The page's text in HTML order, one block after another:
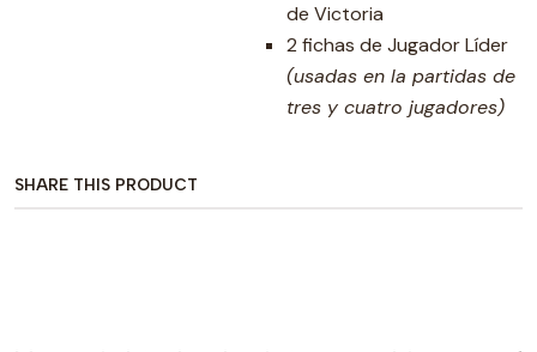
de Victoria
2 fichas de Jugador Líder
(usadas en la partidas de
tres y cuatro jugadores)
SHARE THIS PRODUCT